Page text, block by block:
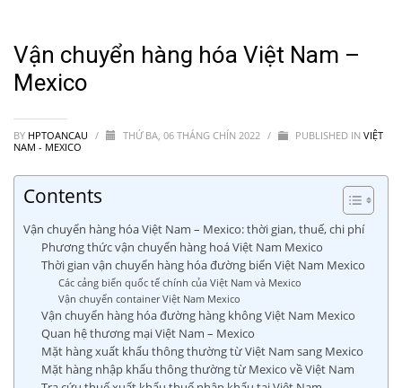
Vận chuyển hàng hóa Việt Nam –
Mexico
BY HPTOANCAU / THỨ BA, 06 THÁNG CHÍN 2022 / PUBLISHED IN VIỆT
NAM - MEXICO
Contents
Vận chuyển hàng hóa Việt Nam – Mexico: thời gian, thuế, chi phí
Phương thức vận chuyển hàng hoá Việt Nam Mexico
Thời gian vận chuyển hàng hóa đường biển Việt Nam Mexico
Các cảng biển quốc tế chính của Việt Nam và Mexico
Vận chuyển container Việt Nam Mexico
Vận chuyển hàng hóa đường hàng không Việt Nam Mexico
Quan hệ thương mại Việt Nam – Mexico
Mặt hàng xuất khẩu thông thường từ Việt Nam sang Mexico
Mặt hàng nhập khẩu thông thường từ Mexico về Việt Nam